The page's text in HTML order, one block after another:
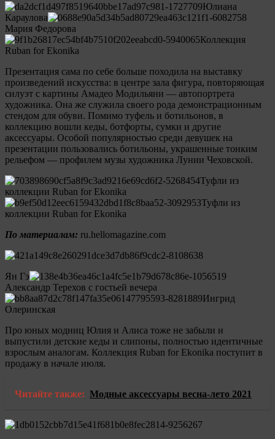
Юлиана
Караулова
Мария Федорова
Коллекция
Ruban for Ekonika
Презентация сама по себе больше походила на выставку
произведений искусства: в центре зала фигура, повторяющая
силуэт с картины Амадео Модильяни — автопортрета
художника. Она же служила своего рода демонстрационным
стендом для обуви. Помимо туфель и ботильонов, в
коллекцию вошли кеды, ботфорты, сумки и другие
аксессуары. Особой популярностью среди девушек на
презентации пользовались ботильоны, украшенные тонким
рельефом — профилем музы художника Лунии Чеховской.
Туфли из
коллекции Ruban for Ekonika
Туфли из
коллекции Ruban for Ekonika
По материалам: ru.hellomagazine.com
Ян Гэ
Александр Терехов с гостьей вечера
Ингрид
Олеринская
Про юных модниц Юлия и Алиса тоже не забыли и
выпустили детские кеды и слипоны, полностью идентичные
взрослым аналогам. Коллекция Ruban for Ekonika поступит в
продажу в начале июля.
Читайте также: Модные аксессуары весна-лето 2021